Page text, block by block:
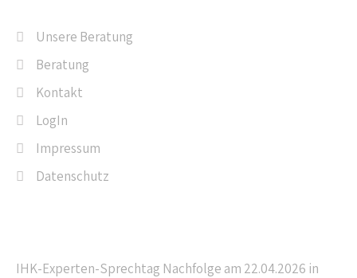
Unsere Beratung
Beratung
Kontakt
LogIn
Impressum
Datenschutz
IHK-Experten-Sprechtag Nachfolge am 22.04.2026 in